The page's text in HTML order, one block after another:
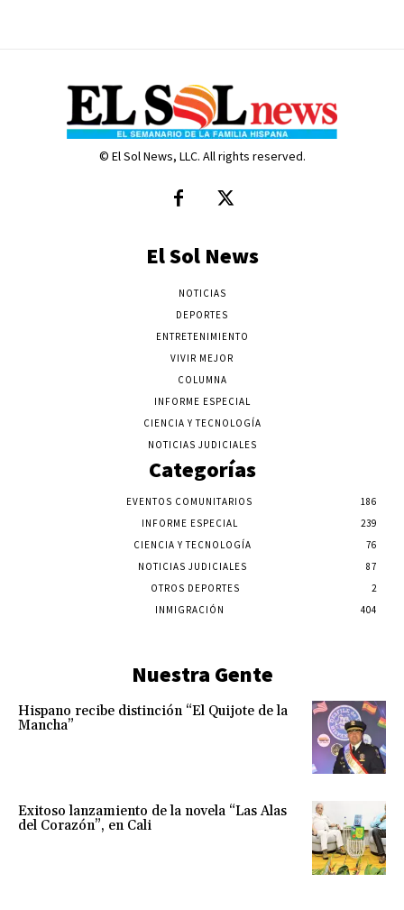
© El Sol News, LLC. All rights reserved.
El Sol News
NOTICIAS
DEPORTES
ENTRETENIMIENTO
VIVIR MEJOR
COLUMNA
INFORME ESPECIAL
CIENCIA Y TECNOLOGÍA
NOTICIAS JUDICIALES
Categorías
EVENTOS COMUNITARIOS
186
INFORME ESPECIAL
239
CIENCIA Y TECNOLOGÍA
76
NOTICIAS JUDICIALES
87
OTROS DEPORTES
2
INMIGRACIÓN
404
Nuestra Gente
Hispano recibe distinción “El Quijote de la
Mancha”
Exitoso lanzamiento de la novela “Las Alas
del Corazón”, en Cali